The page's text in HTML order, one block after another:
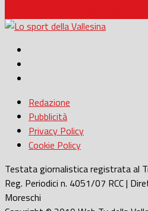
Redazione
Pubblicità
Privacy Policy
Cookie Policy
Testata giornalistica registrata al
Reg. Periodici n. 4051/07 RCC |
Moreschi